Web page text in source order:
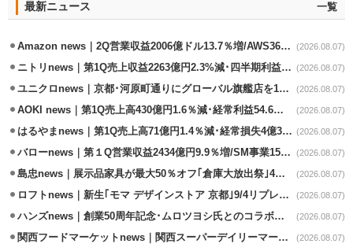
最新ニュース 一覧
Amazon news｜2Q営業収益2006億ドル13.7％増/AWS36.8％％増が貢献 (2026.08.07)
ニトリnews｜第1Q売上収益2263億円2.3%減･四半期利益1.4％減 (2026.08.07)
ユニクロnews｜京都･河原町通りにグローバル旗艦店を11/6開設 (2026.08.07)
AOKI news｜第1Q売上高430億円1.6％減･経常利益54.6％減 (2026.08.07)
はるやまnews｜第1Q売上高71億円1.4％減･経常損失4億3800万円 (2026.08.07)
バローnews｜第１Q営業収益2434億円9.9％増/SM事業15.5％増と絶好調 (2026.08.07)
島忠news｜展示品家具が最大50％オフ｢倉庫大放出祭｣4店舗限定で開催 (2026.08.07)
ロフトnews｜新生｢モマ デザインストア 京都｣9/4リプレイスオープン (2026.08.07)
ハンズnews｜創業50周年記念･ムロツヨシ氏とのコラボ企画｢ムロハンズ｣開催 (2026.08.07)
関西フードマーケットnews｜関西スーパーデイリーマート蒲生店8/7改装 (2026.08.07)